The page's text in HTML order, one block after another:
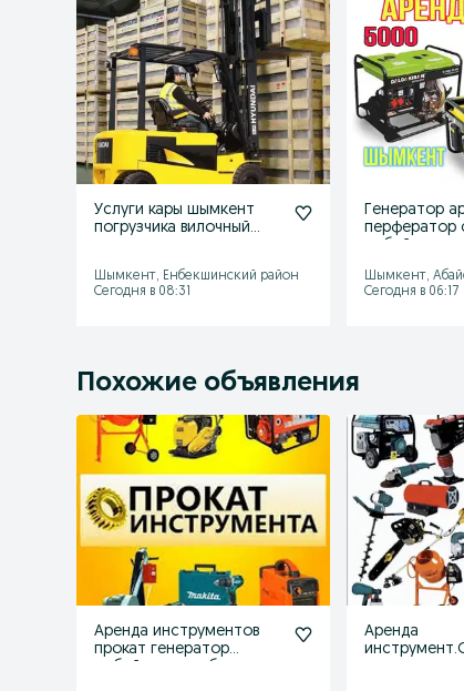
Услуги кары шымкент
погрузчика вилочный
Шымкент, Енбекшинский район
Сегодня в 08:31
Генератор
перфератор
Шымкент,
Сегодня в 06:17
Похожие объявления
Аренда инструментов
прокат генератор
Аренда